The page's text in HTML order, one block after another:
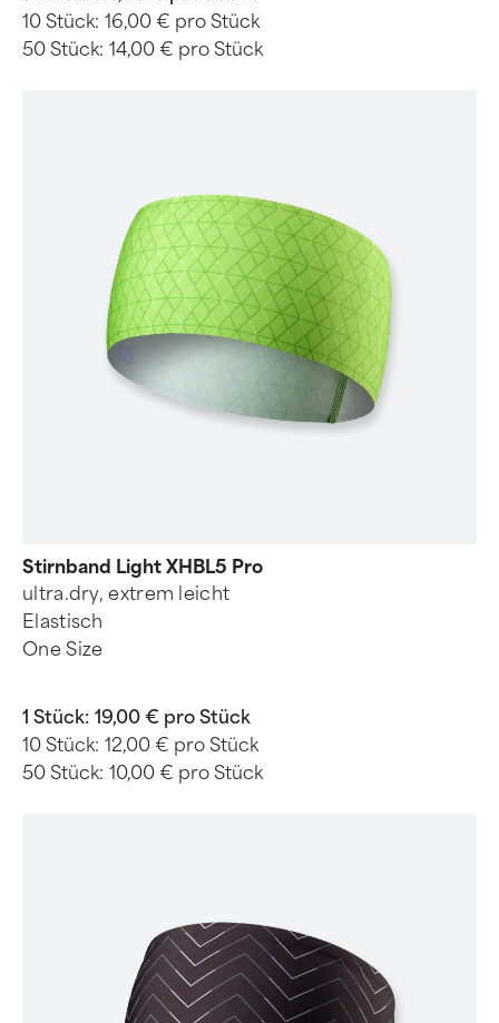
10 Stück: 16,00 € pro Stück
50 Stück: 14,00 € pro Stück
Stirnband Light XHBL5 Pro
ultra.dry, extrem leicht
Elastisch
One Size
1 Stück: 19,00 € pro Stück
10 Stück: 12,00 € pro Stück
50 Stück: 10,00 € pro Stück